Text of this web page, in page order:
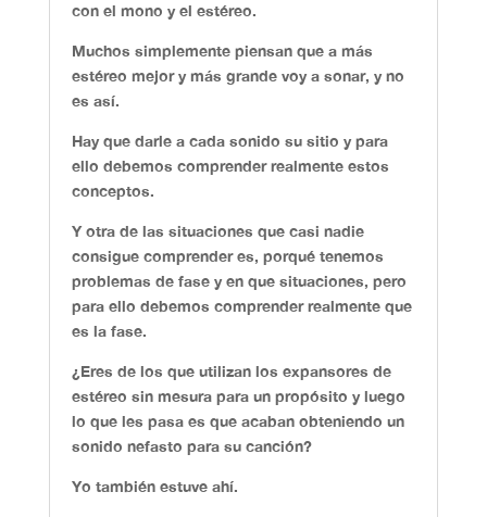
con el mono y el estéreo.
Muchos simplemente piensan que a más
estéreo mejor y más grande voy a sonar, y no
es así.
Hay que darle a cada sonido su sitio y para
ello debemos comprender realmente estos
conceptos.
Y otra de las situaciones que casi nadie
consigue comprender es, porqué tenemos
problemas de fase y en que situaciones, pero
para ello debemos comprender realmente que
es la fase.
¿Eres de los que utilizan los expansores de
estéreo sin mesura para un propósito y luego
lo que les pasa es que acaban obteniendo un
sonido nefasto para su canción?
Yo también estuve ahí.